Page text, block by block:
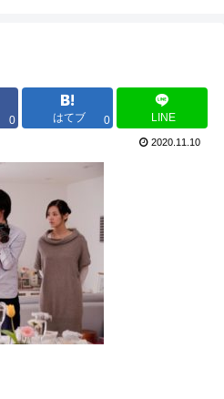
0 はてブ 0 LINE
2020.11.10